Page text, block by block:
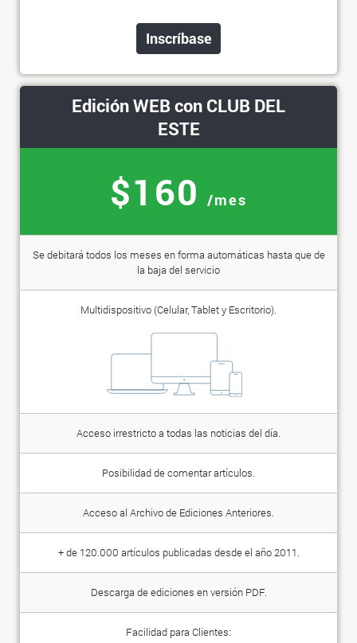
Inscríbase
Edición WEB con CLUB DEL
ESTE
$160 /mes
Se debitará todos los meses en forma automáticas hasta que de
la baja del servicio
Multidispositivo (Celular, Tablet y Escritorio).
Acceso irrestricto a todas las noticias del día.
Posibilidad de comentar artículos.
Acceso al Archivo de Ediciones Anteriores.
+ de 120.000 artículos publicadas desde el año 2011.
Descarga de ediciones en versión PDF.
Facilidad para Clientes: